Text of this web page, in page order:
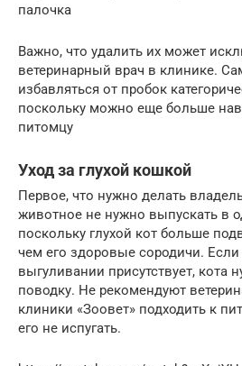
палочка
Важно, что удалить их может
ветеринарный врач в клинике.
избавляться от пробок
поскольку можно еще больше
питомцу
Уход за глухой кошкой
Первое, что нужно делать
животное не нужно выпускать в
поскольку глухой кот больше
чем его здоровые сородичи.
выгуливании присутствует, кота
поводку. Не рекомендуют
клиники «Зоовет» подходить к
его не испугать.